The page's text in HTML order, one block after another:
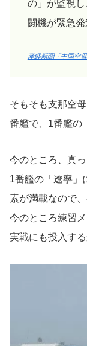
の」が監視
闘機が緊急
産経新聞「中国空
そもそも支那空
番艦で、1番艦の
今のところ、真
1番艦の「遼寧」
素が満載なので
今のところ練習
実戦にも投入す